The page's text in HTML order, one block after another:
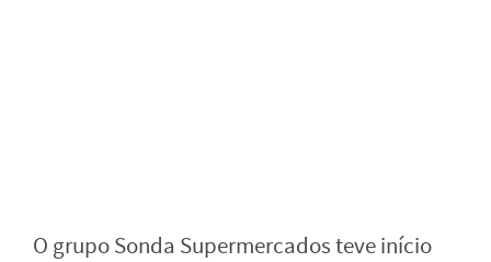
O grupo Sonda Supermercados teve início